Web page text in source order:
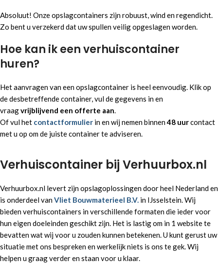
Absoluut! Onze opslagcontainers zijn robuust, wind en regendicht.
Zo bent u verzekerd dat uw spullen veilig opgeslagen worden.
Hoe kan ik een verhuiscontainer
huren?
Het aanvragen van een opslagcontainer is heel eenvoudig. Klik op
de desbetreffende container, vul de gegevens in en
vraagvrijblijvend een offerte aan.
Of vul het contactformulier in en wij nemen binnen48 uurcontact
met u op om de juiste container te adviseren.
Verhuiscontainer bij Verhuurbox.nl
Verhuurbox.nl levert zijn opslagoplossingen door heel Nederland en
is onderdeel vanVliet Bouwmaterieel B.V. in IJsselstein. Wij
bieden verhuiscontainers in verschillende formaten die ieder voor
hun eigen doeleinden geschikt zijn. Het is lastig om in 1 website te
bevatten wat wij voor u zouden kunnen betekenen. U kunt gerust uw
situatie met ons bespreken en werkelijk niets is ons te gek. Wij
helpen u graag verder en staan voor u klaar.